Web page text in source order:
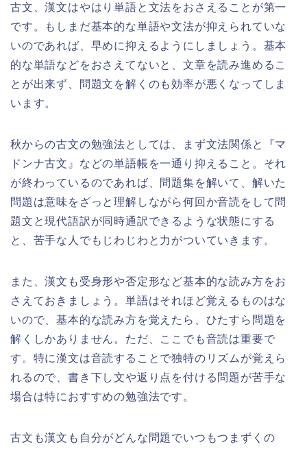
古文、漢文はやはり単語と文法をおさえることが第一
です。もしまだ基本的な単語や文法が抑えられていな
いのであれば、早めに抑えるようにしましょう。基本
的な単語などをおさえてないと、文章を読み進めるこ
とが出来ず、問題文を解くのも効率が悪くなってしま
います。
秋からの古文の勉強法としては、まず文法関係と『マ
ドンナ古文』などの単語帳を一通り抑えること。それ
が終わっているのであれば、問題集を解いて、解いた
問題は意味をざっと理解しながら何回か音読をして問
題文と現代語訳が同時通訳できるような状態にする
と、苦手な人でもじわじわと力がついていきます。
また、漢文も受身形や否定形など基本的な読み方をお
さえておきましょう。単語はそれほど覚えるものはな
いので、基本的な読み方を覚えたら、ひたすら問題を
解くしかありません。ただ、ここでも音読は重要で
す。特に漢文は音読することで独特のリズムが覚えら
れるので、 書き下し文や返り点を付ける問題が苦手な
場合は特におすすめの勉強法です。
古文も漢文も自分がどんな問題でいつもつまずくの